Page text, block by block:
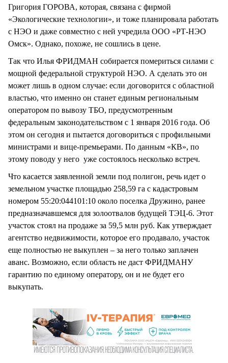
Григория ГОРОВА, которая, связана с фирмой
«Экологические технологии», и тоже планировала работать
с НЭО и даже совместно с ней учредила ООО «РТ-НЭО
Омск». Однако, похоже, не сошлись в цене.
Так что Илья ФРИДМАН собирается помериться силами с
мощной федеральной структурой НЭО. А сделать это он
может лишь в одном случае: если договорится с областной
властью, что именно он станет единым региональным
оператором по вывозу ТБО, предусмотренным
федеральным законодательством с 1 января 2016 года. Об
этом он сегодня и пытается договориться с профильными
министрами и вице-премьерами. По данным «КВ», по
этому поводу у него уже состоялось несколько встреч.
Что касается заявленной земли под полигон, речь идет о
земельном участке площадью 258,59 га с кадастровым
номером 55:20:044101:10 около поселка Дружино, ранее
предназначавшемся для золоотвалов будущей ТЭЦ-6. Этот
участок стоял на продаже за 59,5 млн руб. Как утверждает
агентство недвижимости, которое его продавало, участок
еще полностью не выкуплен – за него только заплачен
аванс. Возможно, если область не даст ФРИДМАНУ
гарантию по единому оператору, он и не будет его
выкупать.